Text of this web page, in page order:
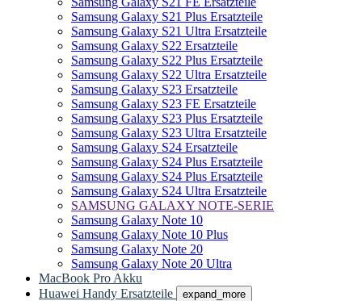
Samsung Galaxy S21 Plus Ersatzteile
Samsung Galaxy S21 Ultra Ersatzteile
Samsung Galaxy S22 Ersatzteile
Samsung Galaxy S22 Plus Ersatzteile
Samsung Galaxy S22 Ultra Ersatzteile
Samsung Galaxy S23 Ersatzteile
Samsung Galaxy S23 FE Ersatzteile
Samsung Galaxy S23 Plus Ersatzteile
Samsung Galaxy S23 Ultra Ersatzteile
Samsung Galaxy S24 Ersatzteile
Samsung Galaxy S24 Plus Ersatzteile
Samsung Galaxy S24 Plus Ersatzteile
Samsung Galaxy S24 Ultra Ersatzteile
SAMSUNG GALAXY NOTE-SERIE
Samsung Galaxy Note 10
Samsung Galaxy Note 10 Plus
Samsung Galaxy Note 20
Samsung Galaxy Note 20 Ultra
MacBook Pro Akku
Huawei Handy Ersatzteile
expand_more